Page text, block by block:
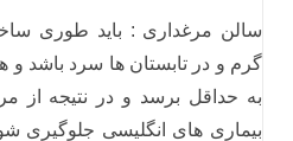
سالن مرغداری : باید طوری
گرم و در تابستان ها سرد باشد و
به حداقل برسد و در نتیجه
بیماری های انگلیسی